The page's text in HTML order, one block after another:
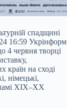
спадщині
16:59 Укрінформ
4 червня творці
країн на сході
німецькі,
ХIX–ХX